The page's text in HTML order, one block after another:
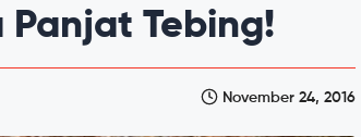
Tebing!
November 24, 2016